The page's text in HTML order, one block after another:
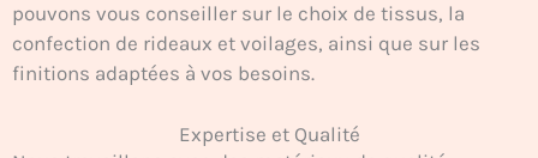
pouvons vous conseiller sur le choix de tissus, la
confection de rideaux et voilages, ainsi que sur les
finitions adaptées à vos besoins.
Expertise et Qualité